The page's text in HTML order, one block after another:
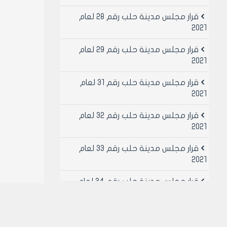
قرار مجلس مدينة حلب رقم 28 لعام
2021
قرار مجلس مدينة حلب رقم 29 لعام
2021
قرار مجلس مدينة حلب رقم 31 لعام
2021
قرار مجلس مدينة حلب رقم 32 لعام
2021
قرار مجلس مدينة حلب رقم 33 لعام
2021
قرار مجلس مدينة حلب رقم 34 لعام